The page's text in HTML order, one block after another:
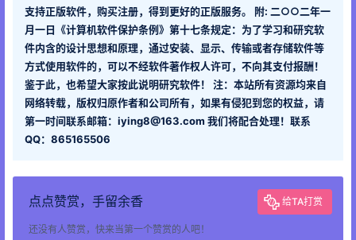
支持正版软件，购买注册，得到更好的正版服务。 附: 二○○二年一
月一日《计算机软件保护条例》第十七条规定：为了学习和研究软
件内含的设计思想和原理，通过安装、显示、传输或者存储软件等
方式使用软件的，可以不经软件著作权人许可，不向其支付报酬！
鉴于此，也希望大家按此说明研究软件！ 注：本站所有资源均来自
网络转载，版权归原作者和公司所有，如果有侵犯到您的权益，请
第一时间联系邮箱：iying8@163.com 我们将配合处理！联系
QQ：865165506
点点赞赏，手留余香 给TA打赏
还没有人赞赏，快来当第一个赞赏的人吧！